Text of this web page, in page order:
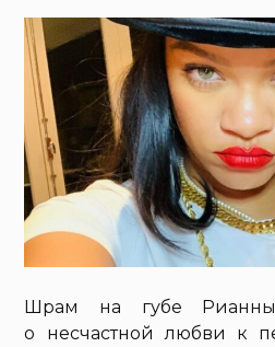
Шрам на губе
о несчастной любви к